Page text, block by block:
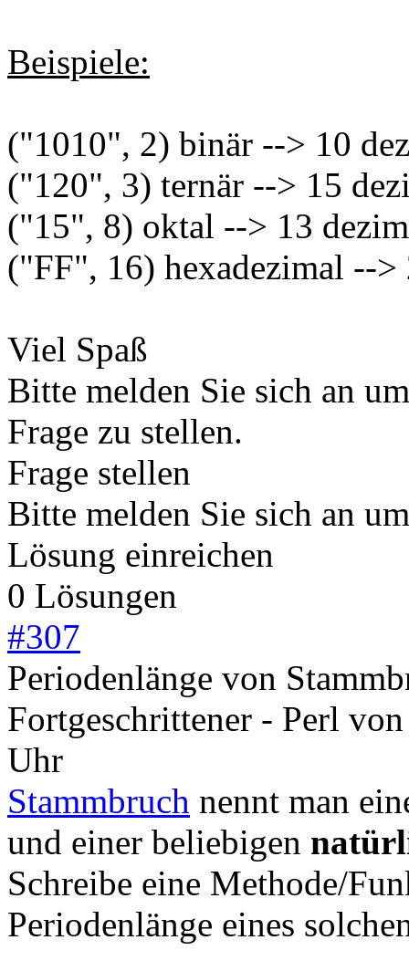
Beispiele:
("1010", 2) binär --> 10
("120", 3) ternär --> 15
("15", 8) oktal --> 13
("FF", 16) hexadezimal -->
Viel Spaß
Bitte melden Sie sich an
Frage zu stellen.
Frage stellen
Bitte melden Sie sich an
Lösung einreichen
0 Lösungen
#307
Periodenlänge von
Fortgeschrittener - Perl
Uhr
Stammbruch nennt man
und einer beliebigen
Schreibe eine Methode/
Periodenlänge eines